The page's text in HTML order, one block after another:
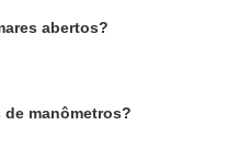
abertos?
manômetros?